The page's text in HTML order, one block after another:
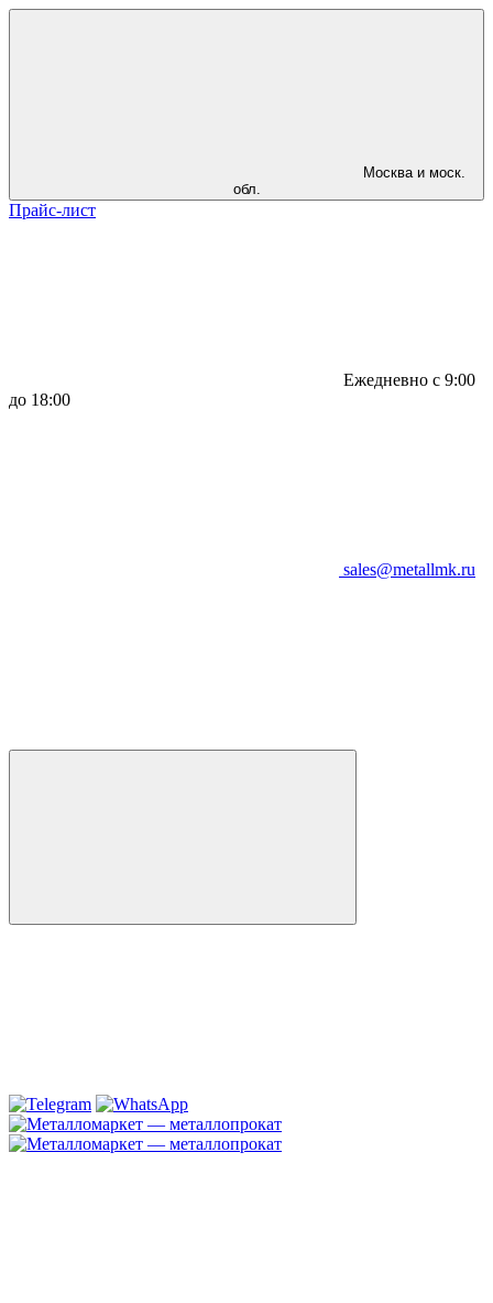
Москва и моск.
обл.
Прайс-лист
Ежедневно с 9:00
до 18:00
sales@metallmk.ru